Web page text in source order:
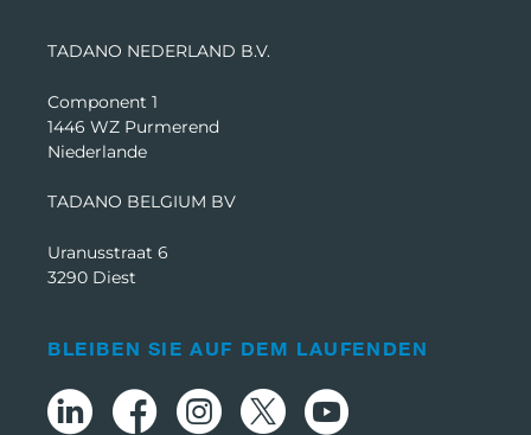
TADANO NEDERLAND B.V.
Component 1
1446 WZ Purmerend
Niederlande
TADANO BELGIUM BV
Uranusstraat 6
3290 Diest
BLEIBEN SIE AUF DEM LAUFENDEN